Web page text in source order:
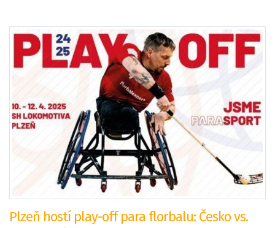
Plzeň hostí play-off para florbalu: Česko vs.